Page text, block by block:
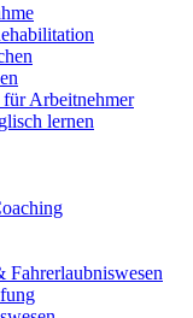
Arbeitnehmer
lernen
Fahrerlaubniswesen